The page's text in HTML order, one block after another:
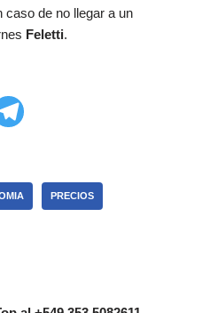
caso de no llegar a un
Feletti.
PRECIOS